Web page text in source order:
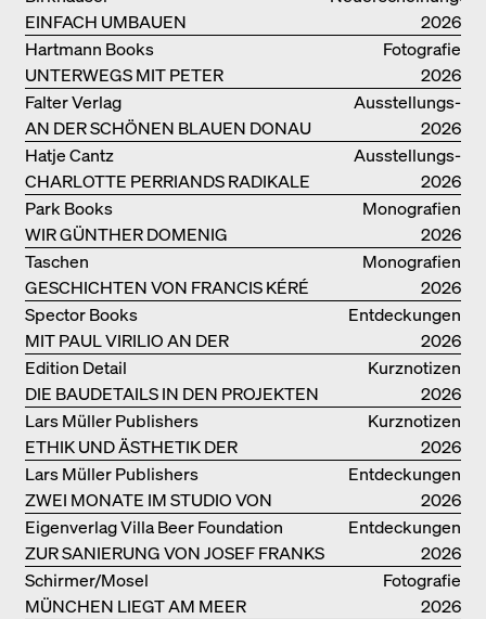
HERINGER
EINFACH UMBAUEN
2026
Fotografie
UNTERWEGS MIT PETER
BIALOBRZESKI
Hartmann Books
2026
Ausstellungs­
kataloge
AN DER SCHÖNEN BLAUEN DONAU
Falter Verlag
2026
Ausstellungs­
kataloge
CHARLOTTE PERRIANDS RADIKALE
IDEEN ZUM WOHNEN
Hatje Cantz
2026
Monografien
WIR GÜNTHER DOMENIG
Park Books
2026
Monografien
GESCHICHTEN VON FRANCIS KÉRÉ
Taschen
2026
Entdeckungen
MIT PAUL VIRILIO AN DER
ATLANTIKKÜSTE
Spector Books
2026
Kurznotizen
DIE BAUDETAILS IN DEN PROJEKTEN
VON HERZOG & DE MEURON
Edition Detail
2026
Kurznotizen
ETHIK UND ÄSTHETIK DER
LANDSCHAFT: ROBERTO BURLE
MARX
Lars Müller Publishers
2026
Entdeckungen
ZWEI MONATE IM STUDIO VON
OSCAR NIEMEYER AN DER
COPACABANA
Lars Müller Publishers
2026
Entdeckungen
ZUR SANIERUNG VON JOSEF FRANKS
VILLA BEER
Eigenverlag Villa Beer Foundation
2026
Fotografie
MÜNCHEN LIEGT AM MEER
Schirmer/Mosel
2026